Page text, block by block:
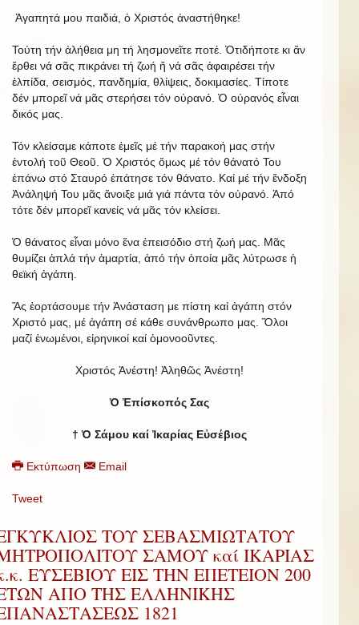
Ἀγαπητά μου παιδιά, ὁ Χριστός ἀναστήθηκε!
Τούτη τήν ἀλήθεια μη τή λησμονεῖτε ποτέ. Ὁτιδήποτε κι ἄν
ἔρθει νά σᾶς πικράνει τή ζωή ἤ νά σᾶς ἀφαιρέσει τήν
ἐλπίδα, σεισμός, πανδημία, θλίψεις, δοκιμασίες. Τίποτε
δέν μπορεῖ νά μᾶς στερήσει τόν οὐρανό. Ὁ οὐρανός εἶναι
δικός μας.
Τόν κλείσαμε κάποτε ἐμεῖς μέ τήν παρακοή μας στήν
ἐντολή τοῦ Θεοῦ. Ὁ Χριστός ὅμως μέ τόν θάνατό Του
ἐπάνω στό Σταυρό ἐπάτησε τόν θάνατο. Καί μέ τήν ἔνδοξη
Ἀνάληψή Του μᾶς ἄνοιξε μιά γιά πάντα τόν οὐρανό. Ἀπό
τότε δέν μπορεῖ κανείς νά μᾶς τόν κλείσει.
Ὁ θάνατος εἶναι μόνο ἕνα ἐπεισόδιο στή ζωή μας. Μᾶς
θυμίζει ἁπλά τήν ἁμαρτία, ἀπό τήν ὁποία μᾶς λύτρωσε ἡ
θεϊκή ἀγάπη.
Ἄς ἑορτάσουμε τήν Ἀνάσταση με πίστη καί ἀγάπη στόν
Χριστό μας, μέ ἀγάπη σέ κάθε συνάνθρωπο μας. Ὅλοι
μαζί ἑνωμένοι, εἰρηνικοί καί ὁμονοοῦντες.
Χριστός Ἀνέστη! Ἀληθῶς Ἀνέστη!
Ὁ Ἐπίσκοπός Σας
† Ὁ Σάμου καί Ἰκαρίας Εὐσέβιος
Εκτύπωση Email
Tweet
ΤΟΥ ΣΕΒΑΣΜΙΩΤΑΤΟΥ
ΣΑΜΟΥ καί ΙΚΑΡΙΑΣ
ΕΥΣΕΒΙΟΥ ΕΙΣ ΤΗΝ ΕΠΕΤΕΙΟΝ 200
ΑΠΟ ΤΗΣ ΕΛΛΗΝΙΚΗΣ
1821